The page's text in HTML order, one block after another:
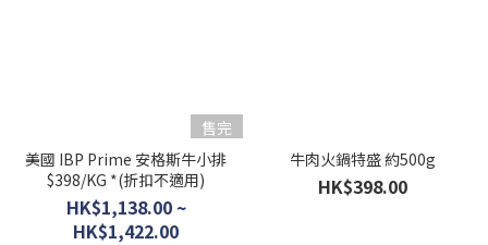
售完
美國 IBP Prime 安格斯牛小排
$398/KG *(折扣不適用)
HK$1,138.00 ~
HK$1,422.00
牛肉火鍋特盛 約500g
HK$398.00